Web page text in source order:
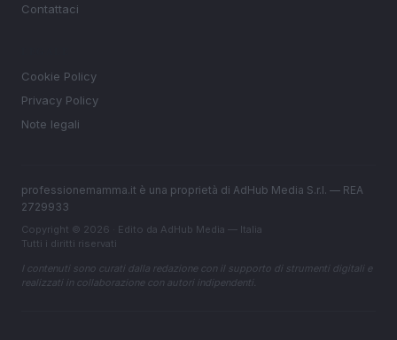
Contattaci
Cookie Policy
Privacy Policy
Note legali
professionemamma.it è una proprietà di AdHub Media S.r.l. — REA
2729933
Copyright © 2026 · Edito da AdHub Media — Italia
Tutti i diritti riservati
I contenuti sono curati dalla redazione con il supporto di strumenti digitali e
realizzati in collaborazione con autori indipendenti.